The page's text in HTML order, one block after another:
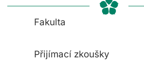
Fakulta
Přijímací zkoušky